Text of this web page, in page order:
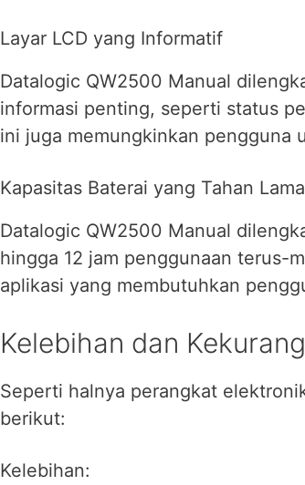
Layar LCD yang Informatif
Datalogic QW2500 Manual
informasi penting, seperti status
ini juga memungkinkan pengguna
Kapasitas Baterai yang Tahan Lama
Datalogic QW2500 Manual
hingga 12 jam penggunaan terus-
aplikasi yang membutuhkan
Kelebihan dan
Seperti halnya perangkat
berikut:
Kelebihan: